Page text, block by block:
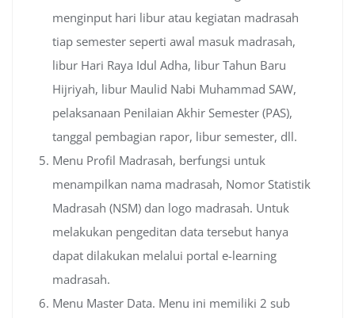
menginput hari libur atau kegiatan madrasah
tiap semester seperti awal masuk madrasah,
libur Hari Raya Idul Adha, libur Tahun Baru
Hijriyah, libur Maulid Nabi Muhammad SAW,
pelaksanaan Penilaian Akhir Semester (PAS),
tanggal pembagian rapor, libur semester, dll.
Menu Profil Madrasah, berfungsi untuk
menampilkan nama madrasah, Nomor Statistik
Madrasah (NSM) dan logo madrasah. Untuk
melakukan pengeditan data tersebut hanya
dapat dilakukan melalui portal e-learning
madrasah.
Menu Master Data. Menu ini memiliki 2 sub